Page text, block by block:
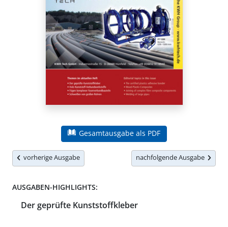
Gesamtausgabe als PDF
vorherige Ausgabe nachfolgende Ausgabe
AUSGABEN-HIGHLIGHTS:
Der geprüfte Kunststoffkleber